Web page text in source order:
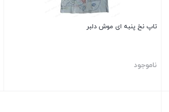
تاپ نخ پنبه ای موش دلبر
ناموجود